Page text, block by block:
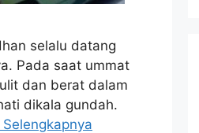
selalu datang
Pada saat ummat
dan berat dalam
dikala gundah.
Selengkapnya